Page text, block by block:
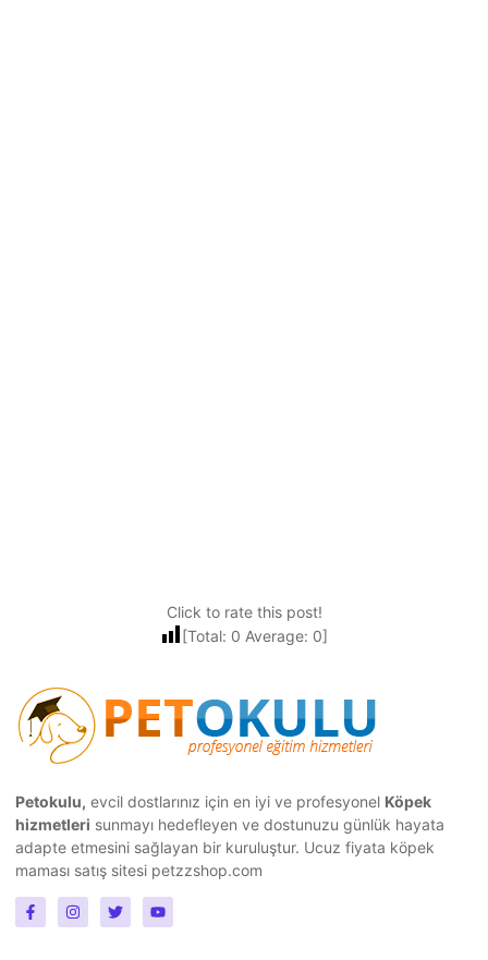
Click to rate this post!
[Total: 0 Average: 0]
Petokulu, evcil dostlarınız için en iyi ve profesyonel Köpek
hizmetleri sunmayı hedefleyen ve dostunuzu günlük hayata
adapte etmesini sağlayan bir kuruluştur. Ucuz fiyata köpek
maması satış sitesi petzzshop.com